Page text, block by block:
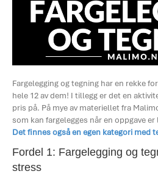
Fargelegging og tegning har en rekke
hele 12 av dem! I tillegg er det en
pris på. På mye av materiellet fra
som kan fargelegges når en oppgave
Det finnes også en egen kategori med
Fordel 1: Fargelegging og
stress